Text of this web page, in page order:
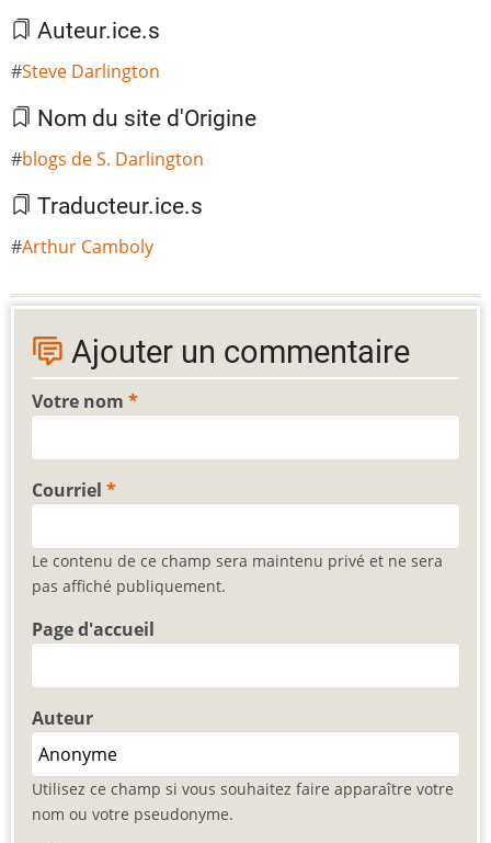
Auteur.ice.s
Steve Darlington
Nom du site d'Origine
blogs de S. Darlington
Traducteur.ice.s
Arthur Camboly
Ajouter un commentaire
Votre nom
Courriel
Le contenu de ce champ sera maintenu privé et ne sera
pas affiché publiquement.
Page d'accueil
Auteur
Utilisez ce champ si vous souhaitez faire apparaître votre
nom ou votre pseudonyme.